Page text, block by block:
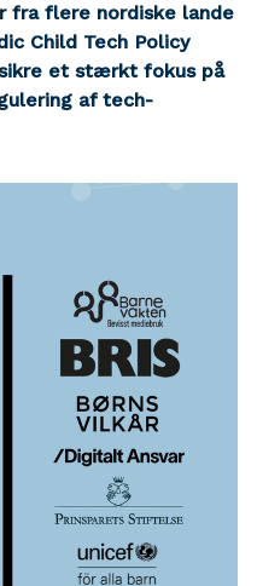
fra flere nordiske lande
Child Tech Policy
et stærkt fokus på
af tech-